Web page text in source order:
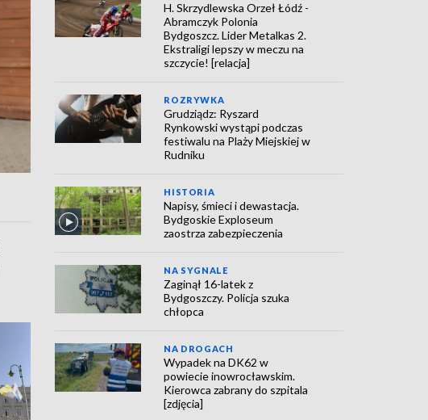
H. Skrzydlewska Orzeł Łódź -
Abramczyk Polonia
Bydgoszcz. Lider Metalkas 2.
Ekstraligi lepszy w meczu na
szczycie! [relacja]
ROZRYWKA
Grudziądz: Ryszard
Rynkowski wystąpi podczas
festiwalu na Plaży Miejskiej w
Rudniku
HISTORIA
Napisy, śmieci i dewastacja.
Bydgoskie Exploseum
zaostrza zabezpieczenia
NA SYGNALE
Zaginął 16-latek z
Bydgoszczy. Policja szuka
chłopca
NA DROGACH
Wypadek na DK62 w
powiecie inowrocławskim.
Kierowca zabrany do szpitala
[zdjęcia]